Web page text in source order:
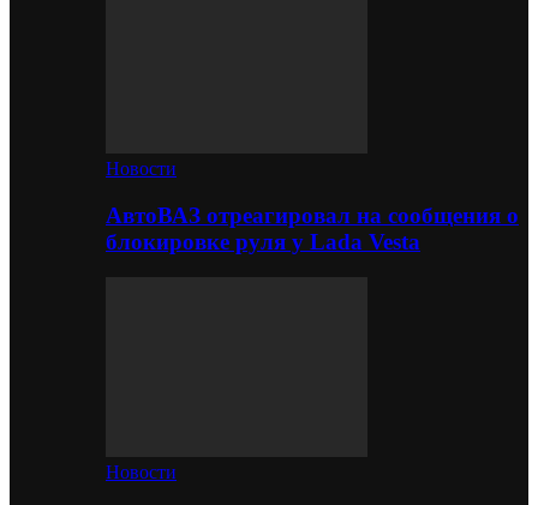
Новости
АвтоВАЗ отреагировал на сообщения о
блокировке руля у Lada Vesta
Новости